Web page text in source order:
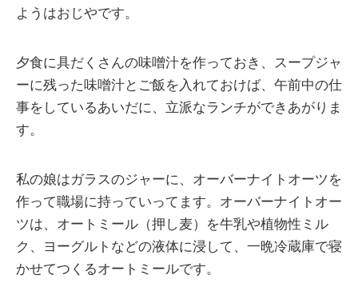
ようはおじやです。
夕食に具だくさんの味噌汁を作っておき、スープジャ
ーに残った味噌汁とご飯を入れておけば、午前中の仕
事をしているあいだに、立派なランチができあがりま
す。
私の娘はガラスのジャーに、オーバーナイトオーツを
作って職場に持っていってます。オーバーナイトオー
ツは、オートミール（押し麦）を牛乳や植物性ミル
ク、ヨーグルトなどの液体に浸して、一晩冷蔵庫で寝
かせてつくるオートミールです。